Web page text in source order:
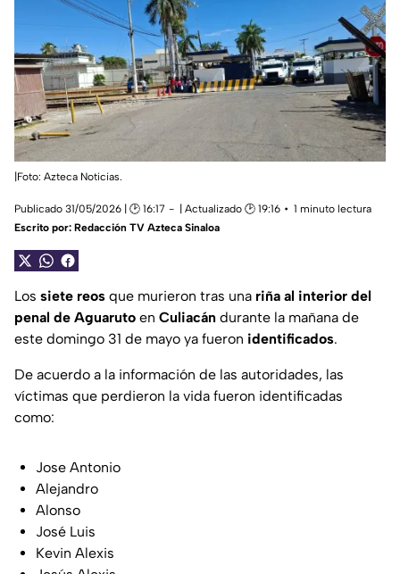
|Foto: Azteca Noticias.
Publicado 31/05/2026 | 🕑 16:17 | Actualizado 🕑 19:16
1 minuto lectura
Escrito por: Redacción TV Azteca Sinaloa
Los siete reos que murieron tras una riña al interior del
penal de Aguaruto en Culiacán durante la mañana de
este domingo 31 de mayo ya fueron identificados.
De acuerdo a la información de las autoridades, las
víctimas que perdieron la vida fueron identificadas
como:
Jose Antonio
Alejandro
Alonso
José Luis
Kevin Alexis